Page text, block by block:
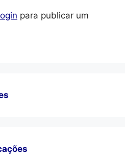
para publicar um